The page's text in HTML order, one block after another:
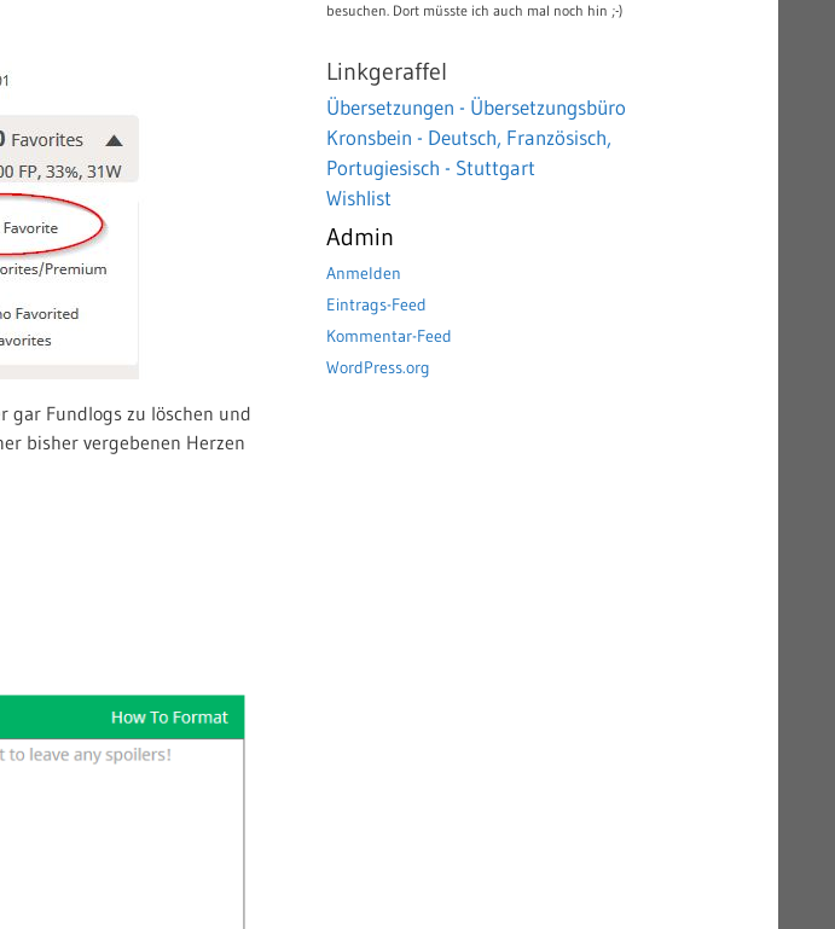
gar Fundlogs zu löschen und
bisher vergebenen Herzen
besuchen. Dort müsste ich auch mal noch hin ;-)
Linkgeraffel
Übersetzungen - Übersetzungsbüro
Kronsbein - Deutsch, Französisch,
Portugiesisch - Stuttgart
Wishlist
Admin
Anmelden
Eintrags-Feed
Kommentar-Feed
WordPress.org